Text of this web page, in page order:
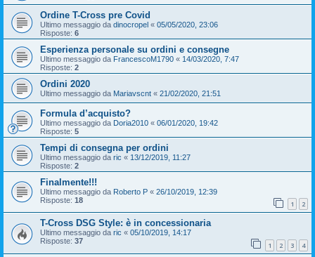
Ordine T-Cross pre Covid
Ultimo messaggio da dinocropel « 05/05/2020, 23:06
Risposte: 6
Esperienza personale su ordini e consegne
Ultimo messaggio da FrancescoM1790 « 14/03/2020, 7:47
Risposte: 2
Ordini 2020
Ultimo messaggio da Mariavscnt « 21/02/2020, 21:51
Formula d’acquisto?
Ultimo messaggio da Doria2010 « 06/01/2020, 19:42
Risposte: 5
Tempi di consegna per ordini
Ultimo messaggio da ric « 13/12/2019, 11:27
Risposte: 2
Finalmente!!!
Ultimo messaggio da Roberto P « 26/10/2019, 12:39
Risposte: 18 1 2
T-Cross DSG Style: è in concessionaria
Ultimo messaggio da ric « 05/10/2019, 14:17
Risposte: 37 1 2 3 4